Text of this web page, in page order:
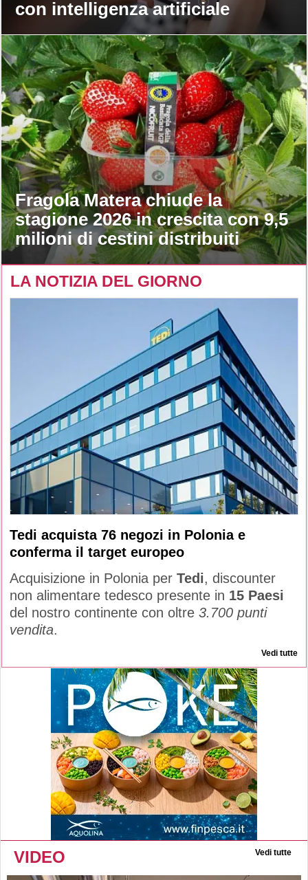
con intelligenza artificiale
Fragola Matera chiude la
stagione 2026 in crescita con 9,5
milioni di cestini distribuiti
LA NOTIZIA DEL GIORNO
Tedi acquista 76 negozi in Polonia e
conferma il target europeo
Acquisizione in Polonia per Tedi, discounter
non alimentare tedesco presente in 15 Paesi
del nostro continente con oltre 3.700 punti
vendita.
Vedi tutte
VIDEO Vedi tutte